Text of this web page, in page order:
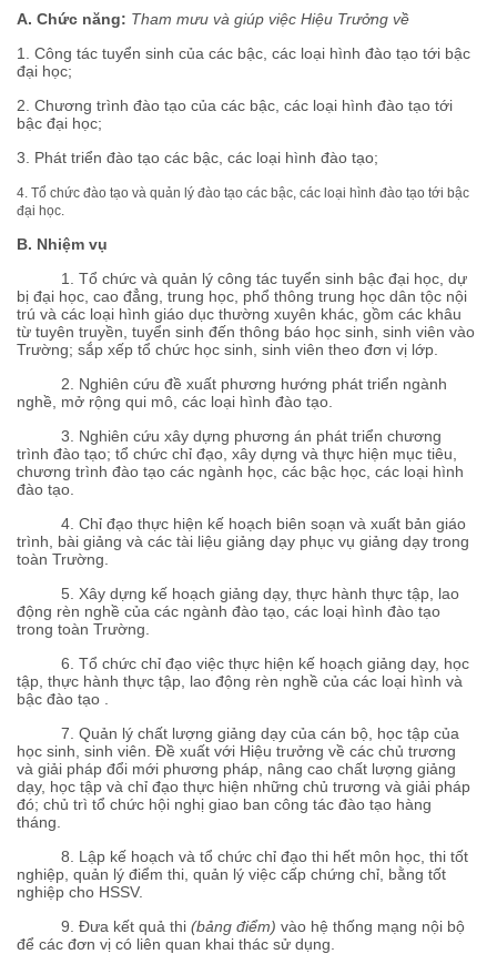
A. Chức năng: Tham mưu và giúp việc Hiệu Trưởng về
1. Công tác tuyển sinh của các bậc, các loại hình đào tạo tới bậc
đại học;
2. Chương trình đào tạo của các bậc, các loại hình đào tạo tới
bậc đại học;
3. Phát triển đào tạo các bậc, các loại hình đào tạo;
4. Tổ chức đào tạo và quản lý đào tạo các bậc, các loại hình đào tạo tới bậc
đại học.
B. Nhiệm vụ
1. Tổ chức và quản lý công tác tuyển sinh bậc đại học, dự
bị đại học, cao đẳng, trung học, phổ thông trung học dân tộc nội
trú và các loại hình giáo dục thường xuyên khác, gồm các khâu
từ tuyên truyền, tuyển sinh đến thông báo học sinh, sinh viên vào
Trường; sắp xếp tổ chức học sinh, sinh viên theo đơn vị lớp.
2. Nghiên cứu đề xuất phương hướng phát triển ngành
nghề, mở rộng qui mô, các loại hình đào tạo.
3. Nghiên cứu xây dựng phương án phát triển chương
trình đào tạo; tổ chức chỉ đạo, xây dựng và thực hiện mục tiêu,
chương trình đào tạo các ngành học, các bậc học, các loại hình
đào tạo.
4. Chỉ đạo thực hiện kế hoạch biên soạn và xuất bản giáo
trình, bài giảng và các tài liệu giảng dạy phục vụ giảng dạy trong
toàn Trường.
5. Xây dựng kế hoạch giảng dạy, thực hành thực tập, lao
động rèn nghề của các ngành đào tạo, các loại hình đào tạo
trong toàn Trường.
6. Tổ chức chỉ đạo việc thực hiện kế hoạch giảng dạy, học
tập, thực hành thực tập, lao động rèn nghề của các loại hình và
bậc đào tạo .
7. Quản lý chất lượng giảng dạy của cán bộ, học tập của
học sinh, sinh viên. Đề xuất với Hiệu trưởng về các chủ trương
và giải pháp đổi mới phương pháp, nâng cao chất lượng giảng
dạy, học tập và chỉ đạo thực hiện những chủ trương và giải pháp
đó; chủ trì tổ chức hội nghị giao ban công tác đào tạo hàng
tháng.
8. Lập kế hoạch và tổ chức chỉ đạo thi hết môn học, thi tốt
nghiệp, quản lý điểm thi, quản lý việc cấp chứng chỉ, bằng tốt
nghiệp cho HSSV.
9. Đưa kết quả thi (bảng điểm) vào hệ thống mạng nội bộ
để các đơn vị có liên quan khai thác sử dụng.